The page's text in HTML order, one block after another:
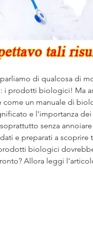
di qualcosa di
i prodotti biologici! Ma
come un manuale di
e l'importanza
senza
e preparati a scoprire
biologici
Allora leggi